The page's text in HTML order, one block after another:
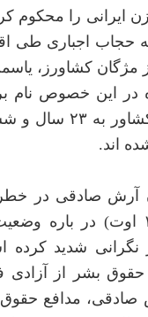
زن ایرانی را محکوم
حجاب اجباری طی
مژگان کشاورز،
در این خصوص نام
به ۲۳ سال و
اند.
آرش صادقی در
عفو بین‌الملل روز سه‌شنبه ۲۲ مرداد
شدید کرده
حقوق بشر از آزادی
مدافع حقوق